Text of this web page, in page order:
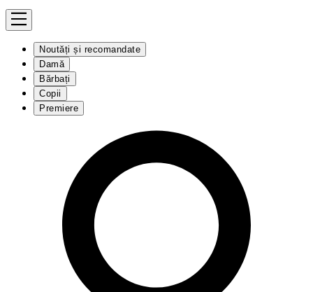
Noutăți și recomandate
Damă
Bărbați
Copii
Premiere